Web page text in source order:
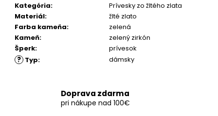
Kategória:
Prívesky zo žltého zlata
Materiál:
žlté zlato
Farba kameňa:
zelená
Kameň:
zelený zirkón
Šperk: prívesok
? Typ: dámsky
Doprava zdarma
pri nákupe nad 100€